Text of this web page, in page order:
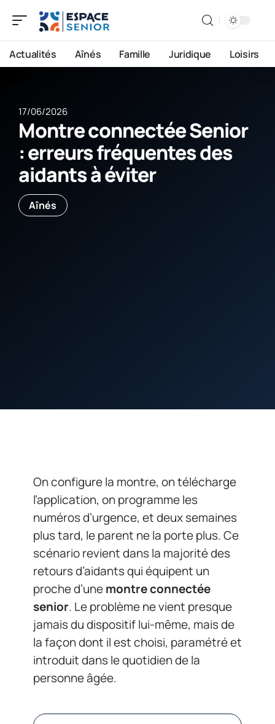
Actualités Aînés Famille Juridique Loisirs
17/06/2026
Montre connectée Senior
: erreurs fréquentes des
aidants à éviter
Aînés
On configure la montre, on télécharge
l’application, on programme les
numéros d’urgence, et deux semaines
plus tard, le parent ne la porte plus. Ce
scénario revient dans la majorité des
retours d’aidants qui équipent un
proche d’unemontre connectée
senior. Le problème ne vient presque
jamais du dispositif lui-même, mais de
la façon dont il est choisi, paramétré et
introduit dans le quotidien de la
personne âgée.